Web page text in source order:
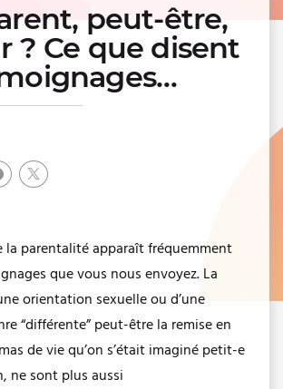
peut-être,
? Ce que disent
la parentalité apparaît fréquemment
que vous nous envoyez. La
orientation sexuelle ou d’une
“différente” peut-être la remise en
de vie qu’on s’était imaginé petit-e
ne sont plus aussi